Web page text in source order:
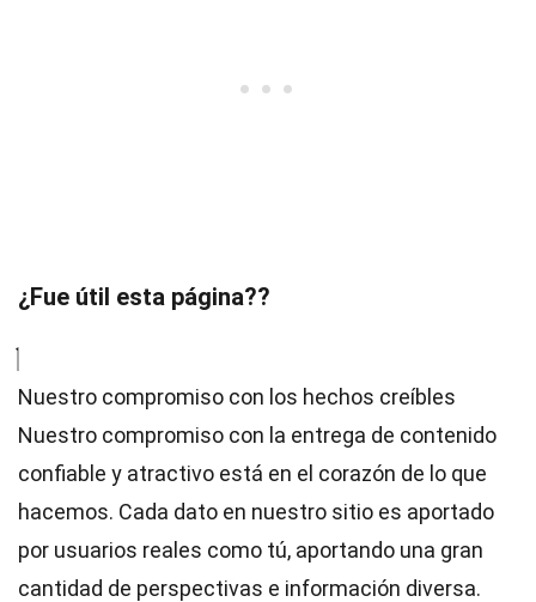
¿Fue útil esta página??
Nuestro compromiso con los hechos creíbles
Nuestro compromiso con la entrega de contenido
confiable y atractivo está en el corazón de lo que
hacemos. Cada dato en nuestro sitio es aportado
por usuarios reales como tú, aportando una gran
cantidad de perspectivas e información diversa.